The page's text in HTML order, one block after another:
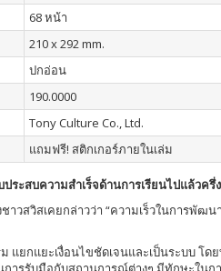
68 หน้า
210 x 292 mm.
ปกอ่อน
190.0000
Tony Culture Co., Ltd.
แถมฟรี! สติกเกอร์ภายในเล่ม
ระสบความสำเร็จด้านการเรียนไปแล้วครึ่
ชาวสวิสเคยกล่าวว่า “ความเร็วในกา
แยกแยะเงื่อนไขชัดเจนและเป็นระบบ